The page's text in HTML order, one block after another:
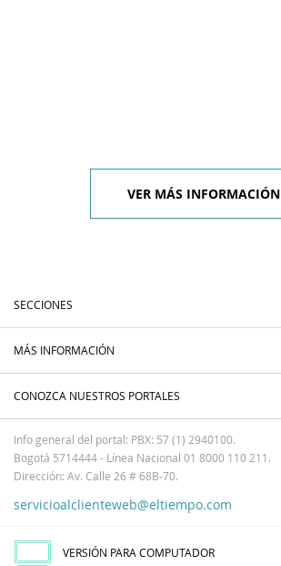
VER MÁS INFORMACIÓN
SECCIONES
MÁS INFORMACIÓN
CONOZCA NUESTROS PORTALES
Info general del portal: PBX: 57 (1) 2940100.
Bogotá 5714444 - Línea Nacional 01 8000 110 211.
Dirección: Av. Calle 26 # 68B-70.
servicioalclienteweb@eltiempo.com
VERSIÓN PARA COMPUTADOR